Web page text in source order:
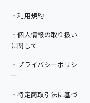
利用規約
個人情報の取り扱い
に関して
プライバシーポリシ
ー
特定商取引法に基づ